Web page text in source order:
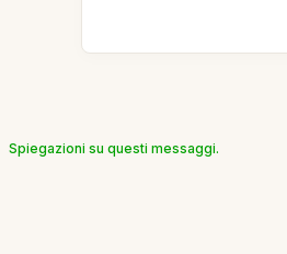
Spiegazioni su questi messaggi.